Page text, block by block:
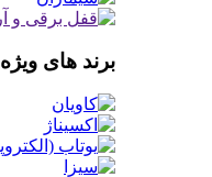
برند های ویژه